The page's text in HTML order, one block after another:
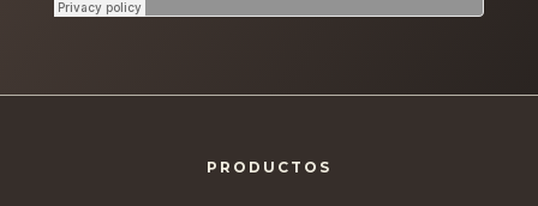
PRODUCTOS